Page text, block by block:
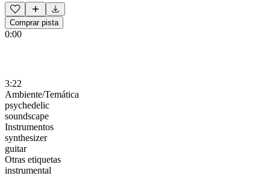
Comprar pista
0:00
3:22
Ambiente/Temática
psychedelic
soundscape
Instrumentos
synthesizer
guitar
Otras etiquetas
instrumental